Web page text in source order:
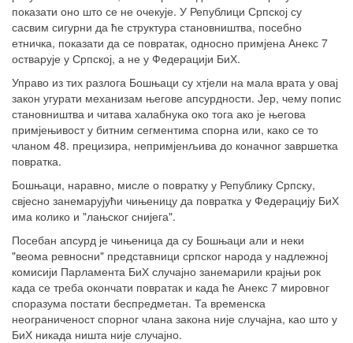
показати оно што се не очекује. У Републици Српској су
сасвим сигурни да ће структура становништва, посебно
етничка, показати да се повратак, односно примјена Анекс 7
остварује у Српској, а не у Федерацији БиХ.
Управо из тих разлога Бошњаци су хтјели на мала врата у овај
закон угурати механизам његове апсурдности. Јер, чему попис
становништва и читава халабнука око тога ако је његова
примјењивост у битним сегментима спорна или, како се то
чланом 48. прецизира, непримјенљива до коначног завршетка
повратка.
Бошњаци, наравно, мисле о повратку у Републику Српску,
свјесно занемарујући чињеницу да повратка у Федерацију БиХ
има колико и "лањског снијега".
Посебан апсурд је чињеница да су Бошњаци али и неки
"веома ревносни" представници српског народа у надлежној
комисији Парламента БиХ случајно занемарили крајњи рок
када се треба окончати повратак и када ће Анекс 7 мировног
споразума постати беспредметан. Та временска
неограниченост спорног члана закона није случајна, као што у
БиХ никада ништа није случајно.